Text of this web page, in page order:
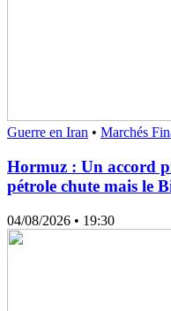
Guerre en Iran • Marchés
Hormuz : Un accord
pétrole chute mais le
04/08/2026 • 19:30